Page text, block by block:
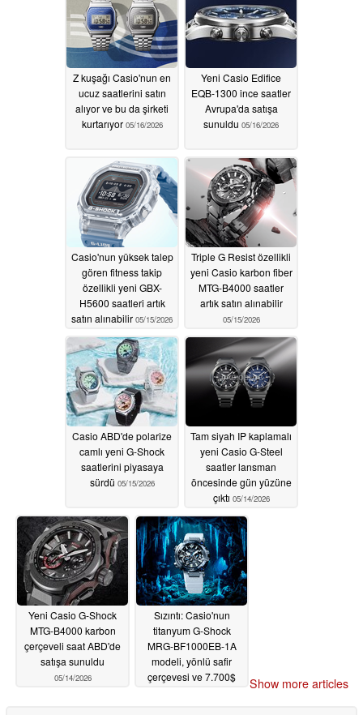
Z kuşağı Casio'nun en
ucuz saatlerini satın
alıyor ve bu da şirketi
kurtarıyor 05/16/2026
Yeni Casio Edifice
EQB-1300 ince saatler
Avrupa'da satışa
sunuldu 05/16/2026
Casio'nun yüksek talep
gören fitness takip
özellikli yeni GBX-
H5600 saatleri artık
satın alınabilir 05/15/2026
Triple G Resist özellikli
yeni Casio karbon fiber
MTG-B4000 saatler
artık satın alınabilir
05/15/2026
Casio ABD'de polarize
camlı yeni G-Shock
saatlerini piyasaya
sürdü 05/15/2026
Tam siyah IP kaplamalı
yeni Casio G-Steel
saatler lansman
öncesinde gün yüzüne
çıktı 05/14/2026
Yeni Casio G-Shock
MTG-B4000 karbon
çerçeveli saat ABD'de
satışa sunuldu
05/14/2026
Sızıntı: Casio'nun
titanyum G-Shock
MRG-BF1000EB-1A
modeli, yönlü safir
çerçevesi ve 7.700$
Show more articles